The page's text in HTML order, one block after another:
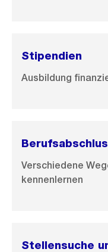
Stipendien
Ausbildung
Verschiedene
kennenlernen
Stellensuche